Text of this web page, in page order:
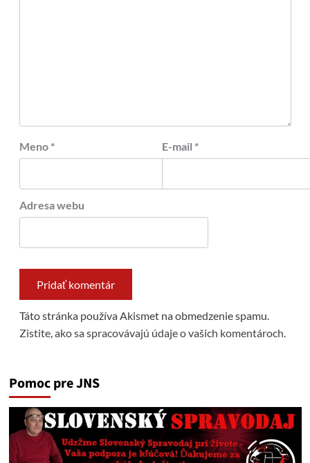
Meno * E-mail *
Adresa webu
Táto stránka používa Akismet na obmedzenie spamu.
Zistite, ako sa spracovávajú údaje o vašich komentároch.
Pomoc pre JNS